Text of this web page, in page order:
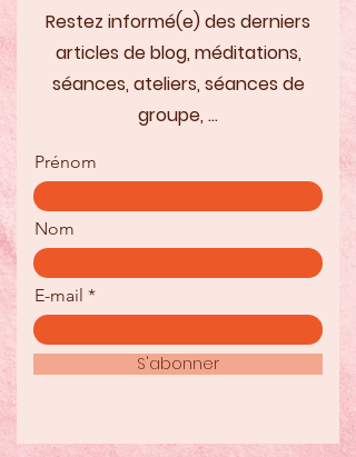
Restez informé(e) des derniers
articles de blog, méditations,
séances, ateliers, séances de
groupe, ...
Prénom
Nom
E-mail
S'abonner